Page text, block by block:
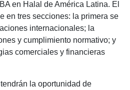
en Halal de América Latina. El
en tres secciones: la primera se
internacionales; la
y cumplimiento normativo; y
comerciales y financieras
la oportunidad de